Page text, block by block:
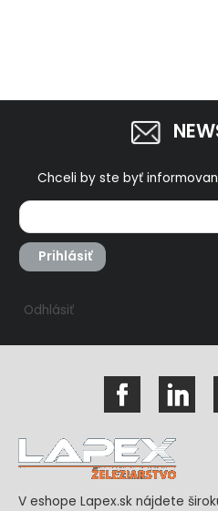
Chceli by ste byť
Prihlásiť
Odhlásiť
V eshope Lapex.sk nájdete